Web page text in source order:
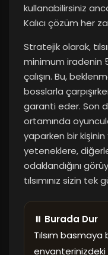
kullanabilirsiniz
Kalıcı çözüm her
Stratejik olarak,
minimum iradenin
çalışın. Bu,
bosslarla
garanti eder. Son
ortamında
yaparken bir
yeteneklere,
odaklandığını
tılsımınız sizin tek
⏸ Burada Dur
Tılsım
envanterinizdeki